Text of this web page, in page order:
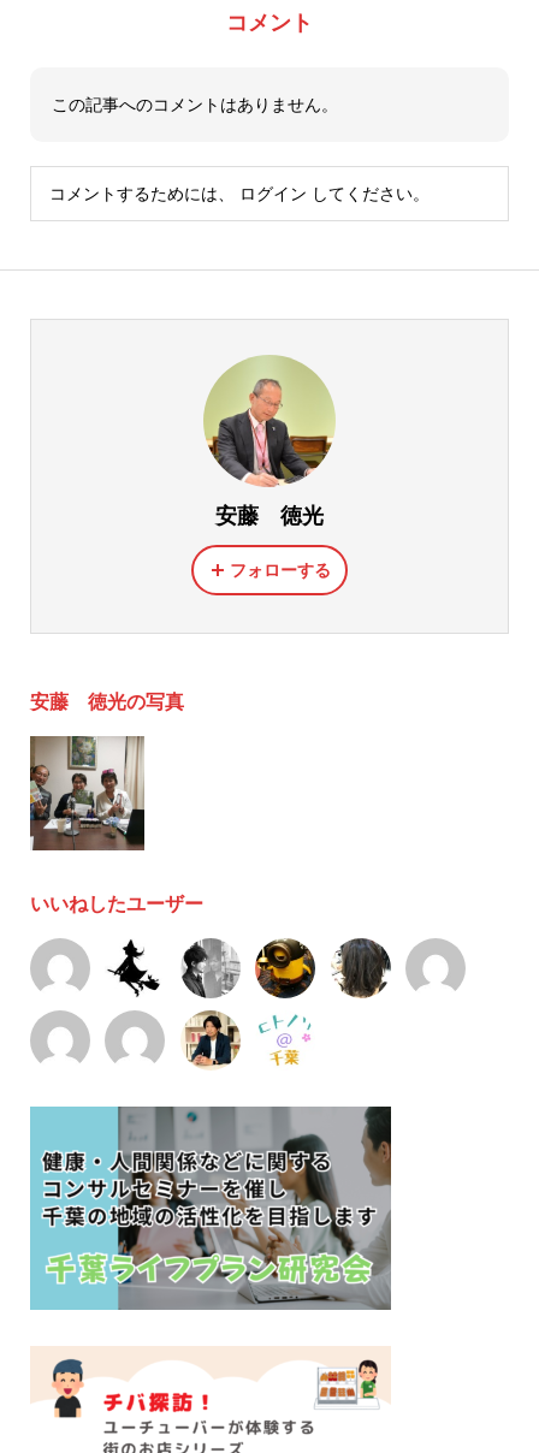
コメント
この記事へのコメントはありません。
コメントするためには、 ログイン してください。
安藤 徳光
フォローする
安藤 徳光の写真
いいねしたユーザー